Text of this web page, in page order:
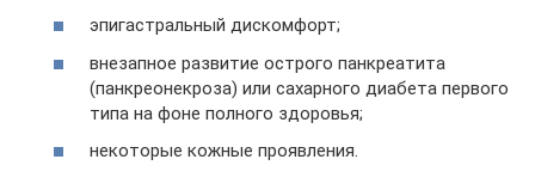
эпигастральный дискомфорт;
внезапное развитие острого панкреатита
(панкреонекроза) или сахарного диабета первого
типа на фоне полного здоровья;
некоторые кожные проявления.